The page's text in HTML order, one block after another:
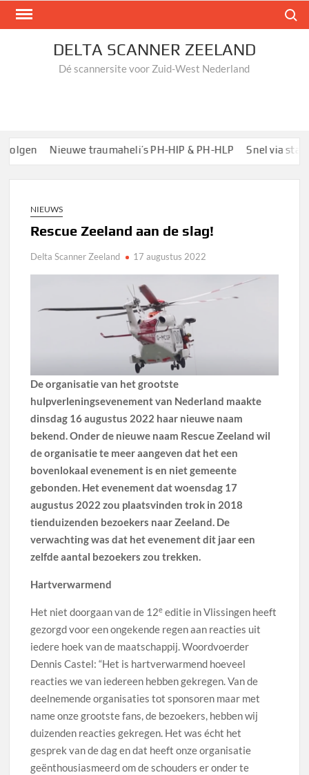
Zoek
DELTA SCANNER ZEELAND
Dé scannersite voor Zuid-West Nederland
Nieuwe traumaheli’s PH-HIP & PH-HLP Snel via
NIEUWS
Rescue Zeeland aan de slag!
Delta Scanner Zeeland 17 augustus 2022
De organisatie van het grootste
hulpverleningsevenement van Nederland maakte
dinsdag 16 augustus 2022 haar nieuwe naam
bekend. Onder de nieuwe naam Rescue Zeeland wil
de organisatie te meer aangeven dat het een
bovenlokaal evenement is en niet gemeente
gebonden. Het evenement dat woensdag 17
augustus 2022 zou plaatsvinden trok in 2018
tienduizenden bezoekers naar Zeeland. De
verwachting was dat het evenement dit jaar een
zelfde aantal bezoekers zou trekken.
Hartverwarmend
Het niet doorgaan van de 12e editie in Vlissingen heeft
gezorgd voor een ongekende regen aan reacties uit
iedere hoek van de maatschappij. Woordvoerder
Dennis Castel: “Het is hartverwarmend hoeveel
reacties we van iedereen hebben gekregen. Van de
deelnemende organisaties tot sponsoren maar met
name onze grootste fans, de bezoekers, hebben wij
duizenden reacties gekregen. Het was écht het
gesprek van de dag en dat heeft onze organisatie
geënthousiasmeerd om de schouders er onder te